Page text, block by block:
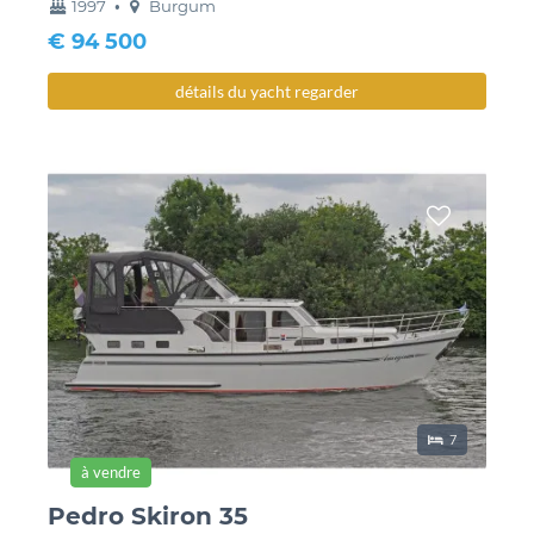
année
construction
1997 • couchette
Burgum
€ 94 500
détails du yacht regarder
lieux de
7
Pedro Skiron 35
à vendre